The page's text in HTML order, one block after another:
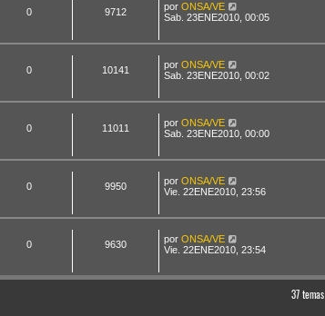
0 9712 por ONSA/VE
Sab. 23ENE2010, 00:05
0 10141 por ONSA/VE
Sab. 23ENE2010, 00:02
0 11011 por ONSA/VE
Sab. 23ENE2010, 00:00
0 9950 por ONSA/VE
Vie. 22ENE2010, 23:56
0 9630 por ONSA/VE
Vie. 22ENE2010, 23:54
37 temas